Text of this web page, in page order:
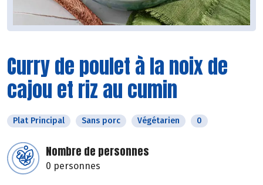
Curry de poulet à la noix de
cajou et riz au cumin
Plat Principal Sans porc Végétarien 0
Nombre de personnes
0 personnes